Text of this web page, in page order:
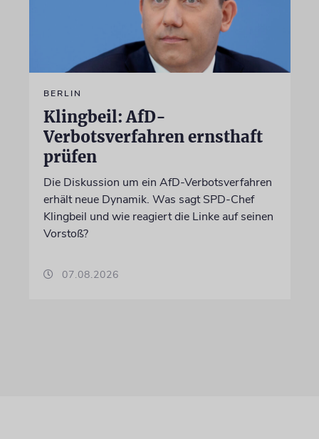
BERLIN
Klingbeil: AfD-
Verbotsverfahren ernsthaft
prüfen
Die Diskussion um ein AfD-Verbotsverfahren
erhält neue Dynamik. Was sagt SPD-Chef
Klingbeil und wie reagiert die Linke auf seinen
Vorstoß?
07.08.2026